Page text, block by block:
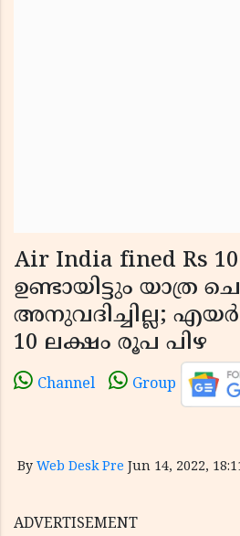
Air India fined Rs
ഉണ്ടായിട്ടും യാത്ര
അനുവദിച്ചില്ല;
10 ലക്ഷം രൂപ പിഴ
Channel Group
By Web Desk Pre Jun 14, 2022,
ADVERTISEMENT